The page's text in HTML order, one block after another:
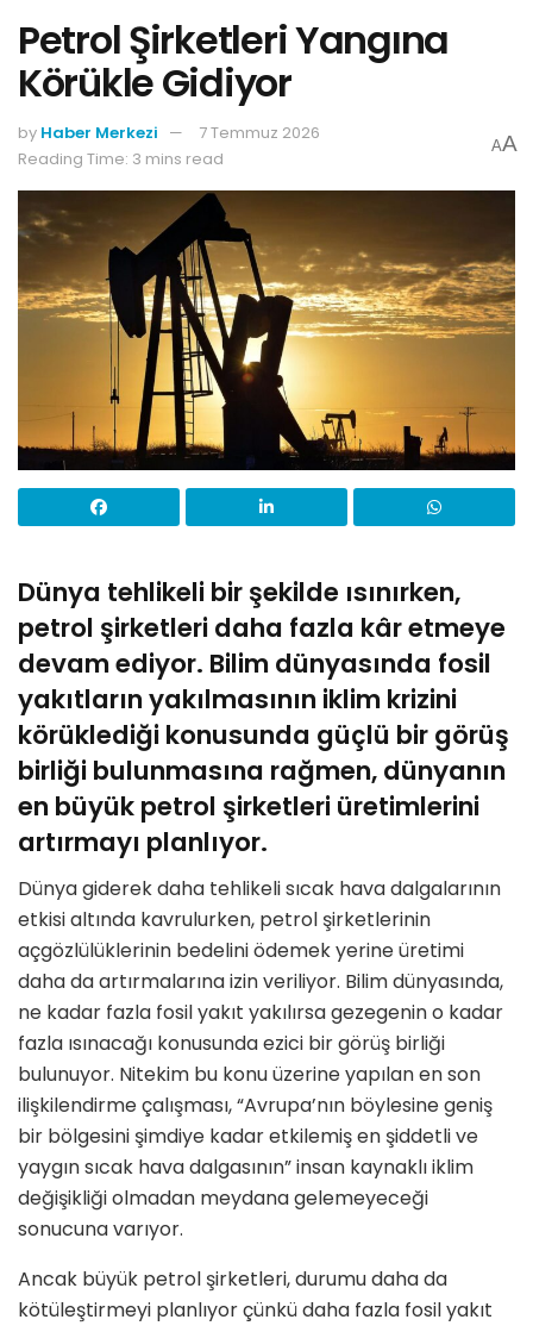
Petrol Şirketleri Yangına
Körükle Gidiyor
by Haber Merkezi
7 Temmuz 2026
Reading Time: 3 mins read
AA
Dünya tehlikeli bir şekilde ısınırken,
petrol şirketleri daha fazla kâr etmeye
devam ediyor. Bilim dünyasında fosil
yakıtların yakılmasının iklim krizini
körüklediği konusunda güçlü bir görüş
birliği bulunmasına rağmen, dünyanın
en büyük petrol şirketleri üretimlerini
artırmayı planlıyor.
Dünya giderek daha tehlikeli sıcak hava dalgalarının
etkisi altında kavrulurken, petrol şirketlerinin
açgözlülüklerinin bedelini ödemek yerine üretimi
daha da artırmalarına izin veriliyor. Bilim dünyasında,
ne kadar fazla fosil yakıt yakılırsa gezegenin o kadar
fazla ısınacağı konusunda ezici bir görüş birliği
bulunuyor. Nitekim bu konu üzerine yapılan en son
ilişkilendirme çalışması, “Avrupa’nın böylesine geniş
bir bölgesini şimdiye kadar etkilemiş en şiddetli ve
yaygın sıcak hava dalgasının” insan kaynaklı iklim
değişikliği olmadan meydana gelemeyeceği
sonucuna varıyor.
Ancak büyük petrol şirketleri, durumu daha da
kötüleştirmeyi planlıyor çünkü daha fazla fosil yakıt